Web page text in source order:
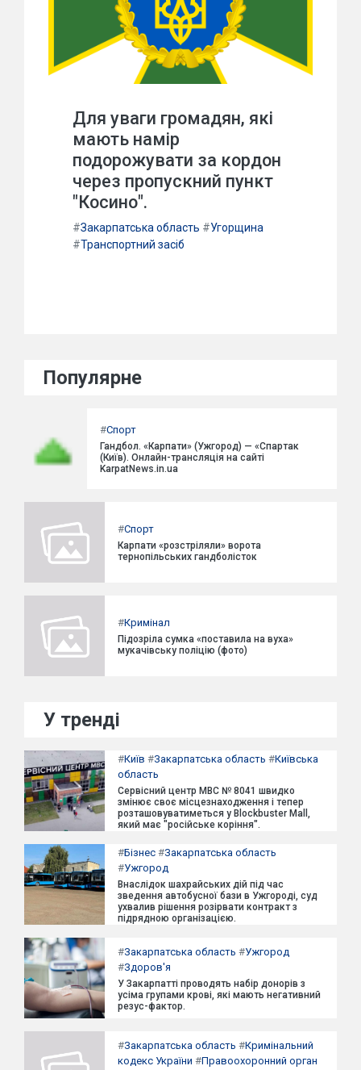
Для уваги громадян, які
мають намір
подорожувати за кордон
через пропускний пункт
"Косино".
#Закарпатська область #Угорщина
#Транспортний засіб
Популярне
#Спорт
Гандбол. «Карпати» (Ужгород) — «Спартак
(Київ). Онлайн-трансляція на сайті
KarpatNews.in.ua
#Спорт
Карпати «розстріляли» ворота
тернопільських гандболісток
#Кримінал
Підозріла сумка «поставила на вуха»
мукачівську поліцію (фото)
У тренді
#Київ #Закарпатська область #Київська
область
Сервісний центр МВС № 8041 швидко
змінює своє місцезнаходження і тепер
розташовуватиметься у Blockbuster Mall,
який має "російське коріння".
#Бізнес #Закарпатська область
#Ужгород
Внаслідок шахрайських дій під час
зведення автобусної бази в Ужгороді, суд
ухвалив рішення розірвати контракт з
підрядною організацією.
#Закарпатська область #Ужгород
#Здоров'я
У Закарпатті проводять набір донорів з
усіма групами крові, які мають негативний
резус-фактор.
#Закарпатська область #Кримінальний
кодекс України #Правоохоронний орган